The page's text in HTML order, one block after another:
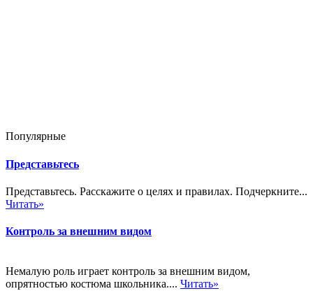
Популярные
Представьтесь
Представьтесь. Расскажите о целях и правилах. Подчеркните...
Читать»
Контроль за внешним видом
Немалую роль играет контроль за внешним видом,
опрятностью костюма школьника.... Читать»